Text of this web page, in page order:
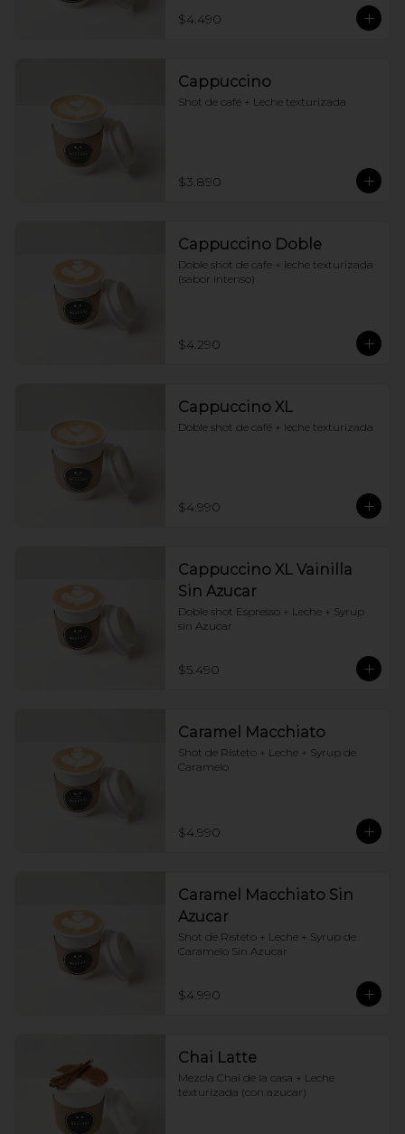
$4.490
Cappuccino
Shot de café + Leche texturizada
$3.890
Cappuccino Doble
Doble shot de cafe + leche texturizada
(sabor intenso)
$4.290
Cappuccino XL
Doble shot de café + leche texturizada
$4.990
Cappuccino XL Vainilla
Sin Azucar
Doble shot Espresso + Leche + Syrup
sin Azucar
$5.490
Caramel Macchiato
Shot de Risteto + Leche + Syrup de
Caramelo
$4.990
Caramel Macchiato Sin
Azucar
Shot de Risteto + Leche + Syrup de
Caramelo Sin Azucar
$4.990
Chai Latte
Mezcla Chai de la casa + Leche
texturizada (con azucar)